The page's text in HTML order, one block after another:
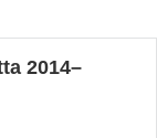
2014–